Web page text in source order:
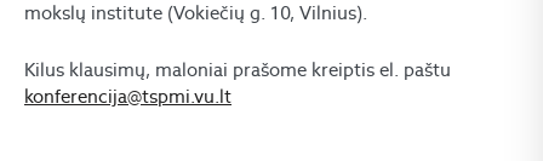
mokslų institute (Vokiečių g. 10, Vilnius).
Kilus klausimų, maloniai prašome kreiptis el. paštu
konferencija@tspmi.vu.lt